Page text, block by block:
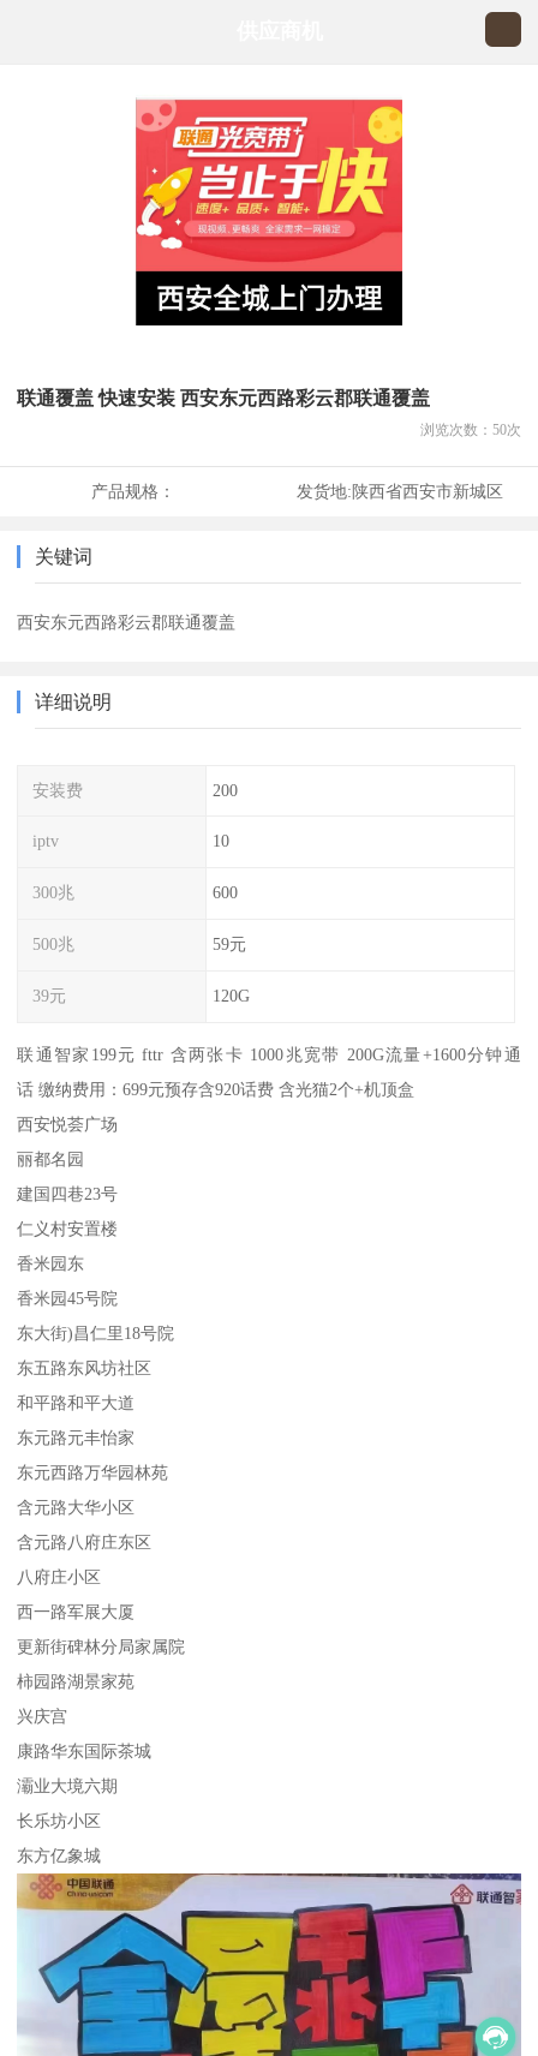
联通覆盖 快速安装 西安东元西路彩云郡联通覆盖
浏览次数： 50次
产品规格： 发货地:陕西省西安市新城区
关键词
西安东元西路彩云郡联通覆盖
详细说明
安装费 200
iptv 10
300兆 600
500兆 59元
39元 120G
联通智家199元 fttr 含两张卡 1000兆宽带 200G流量+1600分钟通
话 缴纳费用：699元预存含920话费 含光猫2个+机顶盒
西安悦荟广场
丽都名园
建国四巷23号
仁义村安置楼
香米园东
香米园45号院
东大街)昌仁里18号院
东五路东风坊社区
和平路和平大道
东元路元丰怡家
东元西路万华园林苑
含元路大华小区
含元路八府庄东区
八府庄小区
西一路军展大厦
更新街碑林分局家属院
柿园路湖景家苑
兴庆宫
康路华东国际茶城
灞业大境六期
长乐坊小区
东方亿象城